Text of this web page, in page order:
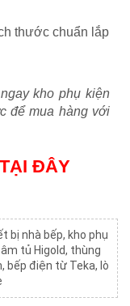
thước chuẩn lắp
kho phụ kiện
để mua hàng với
TẠI ĐÂY
bị nhà bếp, kho phụ
tủ Higold, thùng
, bếp điện từ Teka, lò